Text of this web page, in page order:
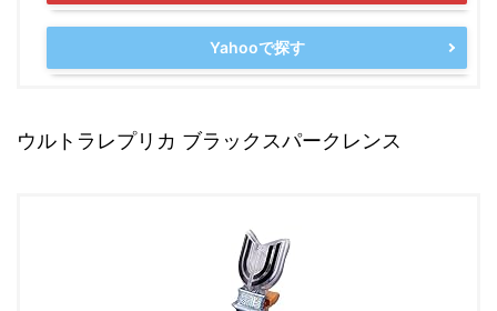
Yahooで探す
ウルトラレプリカ ブラックスパークレンス